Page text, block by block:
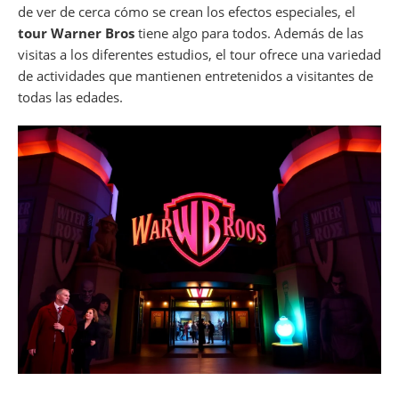
de ver de cerca cómo se crean los efectos especiales, el
tour Warner Bros tiene algo para todos. Además de las
visitas a los diferentes estudios, el tour ofrece una variedad
de actividades que mantienen entretenidos a visitantes de
todas las edades.